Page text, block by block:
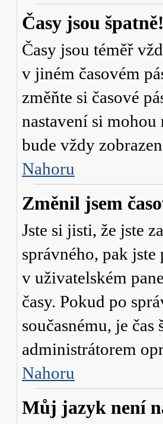
Časy jsou špatně!
Časy jsou téměř
v jiném časovém
změňte si časové
nastavení si
bude vždy
Nahoru
Změnil jsem
Jste si jisti, že jste
správného, pak
v uživatelském
časy. Pokud po
současnému, je
administrátorem
Nahoru
Můj jazyk není